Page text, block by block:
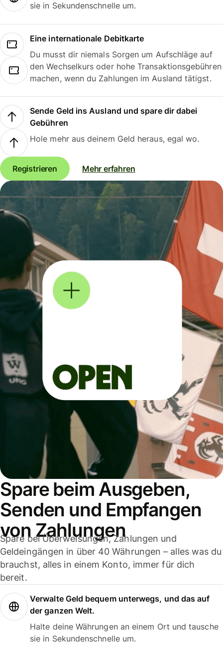
sie in Sekundenschnelle um.
Eine internationale Debitkarte
Du musst dir niemals Sorgen um Aufschläge auf
den Wechselkurs oder hohe Transaktionsgebühren
machen, wenn du Zahlungen im Ausland tätigst.
Sende Geld ins Ausland und spare dir dabei
Gebühren
Hole mehr aus deinem Geld heraus, egal wo.
Registrieren Mehr erfahren
Spare beim Ausgeben,
Senden und Empfangen
von Zahlungen
Spare bei Überweisungen, Zahlungen und
Geldeingängen in über 40 Währungen – alles was du
brauchst, alles in einem Konto, immer für dich
bereit.
Verwalte Geld bequem unterwegs, und das auf
der ganzen Welt.
Halte deine Währungen an einem Ort und tausche
sie in Sekundenschnelle um.